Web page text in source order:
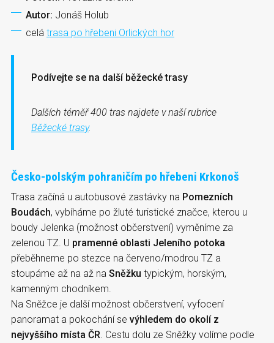
Autor: Jonáš Holub
celá trasa po hřebeni Orlických hor
Podívejte se na další běžecké trasy
Dalších téměř 400 tras najdete v naší rubrice
Běžecké trasy.
Česko-polským pohraničím po hřebeni Krkonoš
Trasa začíná u autobusové zastávky na Pomezních
Boudách, vybíháme po žluté turistické značce, kterou u
boudy Jelenka (možnost občerstvení) vyměníme za
zelenou TZ. U pramenné oblasti Jeleního potoka
přeběhneme po stezce na červeno/modrou TZ a
stoupáme až na až na Sněžku typickým, horským,
kamenným chodníkem.
Na Sněžce je další možnost občerstvení, vyfocení
panoramat a pokochání se výhledem do okolí z
nejvyššího místa ČR . Cestu dolu ze Sněžky volíme podle